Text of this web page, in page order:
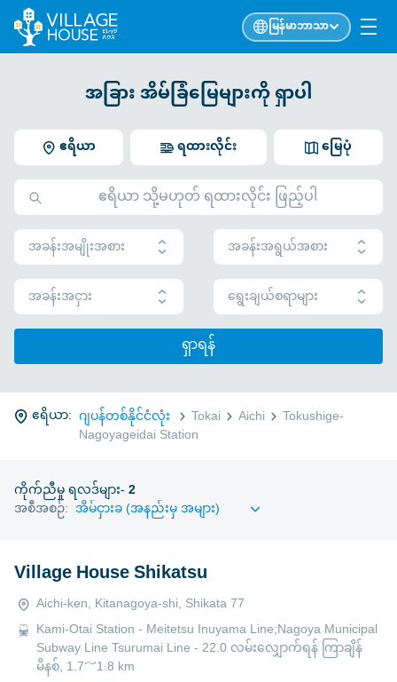
မြန်မာဘာသာ
အခြား အိမ်ခြံမြေများကို ရှာပါ
ဧရိယာ မြေပုံ
ရထားလိုင်း
အခန်းအမျိုးအစား
အခန်းအရွယ်အစား
အခန်းအငှား
ရွေးချယ်စရာများ
ရှာရန်
ဧရိယာ: ဂျပန်တစ်နိုင်ငံလုံး Tokai Aichi Tokushige-
Nagoyageidai Station
ကိုက်ညီမှု ရလဒ်များ-2
အစီအစဉ်:
Village House Shikatsu
Aichi-ken, Kitanagoya-shi, Shikata 77
Kami-Otai Station - Meitetsu Inuyama Line;Nagoya Municipal
Subway Line Tsurumai Line - 22.0 လမ်းလျှောက်ရန် ကြာချိန်
မိနစ်, 1.7～1.8 km